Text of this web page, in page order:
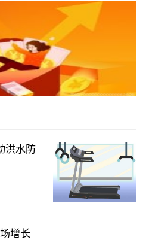
洪水防
增长